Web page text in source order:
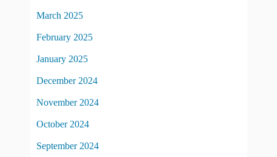
March 2025
February 2025
January 2025
December 2024
November 2024
October 2024
September 2024